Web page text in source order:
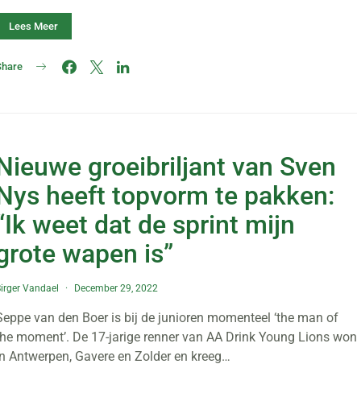
Lees Meer
groeibriljant van Sven
heeft topvorm te pakken:
weet dat de sprint mijn
wapen is”
Vandael December 29, 2022
van den Boer is bij de junioren momenteel ‘the man of
moment’. De 17-jarige renner van AA Drink Young Lions won
Antwerpen, Gavere en Zolder en kreeg…